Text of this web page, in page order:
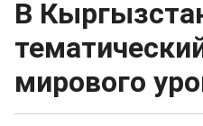
В
мирового